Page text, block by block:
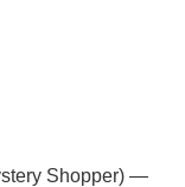
Shopper) —